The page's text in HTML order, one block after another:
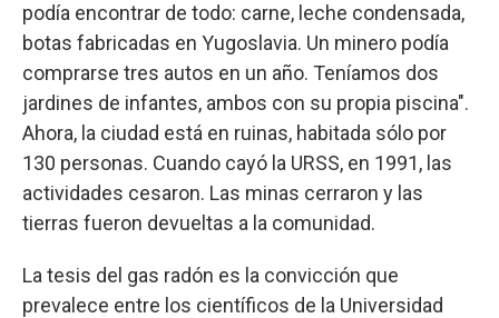
podía encontrar de todo: carne, leche condensada,
botas fabricadas en Yugoslavia. Un minero podía
comprarse tres autos en un año. Teníamos dos
jardines de infantes, ambos con su propia piscina".
Ahora, la ciudad está en ruinas, habitada sólo por
130 personas. Cuando cayó la URSS, en 1991, las
actividades cesaron. Las minas cerraron y las
tierras fueron devueltas a la comunidad.
La tesis del gas radón es la convicción que
prevalece entre los científicos de la Universidad